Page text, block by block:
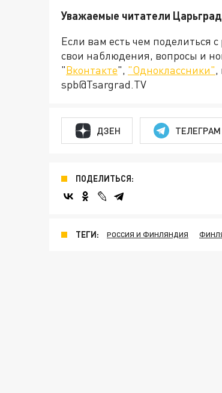
Уважаемые читатели
Если вам есть чем поделиться
свои наблюдения, вопросы и
"Вконтакте", "Одноклассники",
spb@Tsargrad.TV
ДЗЕН ТЕЛЕГРАМ
ПОДЕЛИТЬСЯ:
ТЕГИ: РОССИЯ И ФИНЛЯНДИЯ